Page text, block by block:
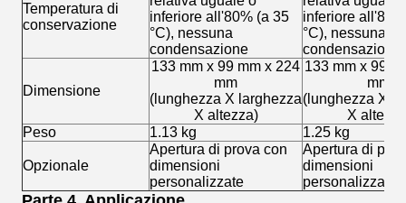
Temperatura di
conservazione
inferiore all'80% (a 35
°C), nessuna
condensazione
inferiore
°C), nessuna
condensazione
Dimensione
133 mm x 99 mm x 224
mm
(lunghezza X larghezza
X altezza)
133 mm x 99
mm
(lunghezza X
X
Peso
1.13 kg 1.25 kg
Opzionale
Apertura di prova con
dimensioni
personalizzate
Apertura di
dimensioni
personalizzate